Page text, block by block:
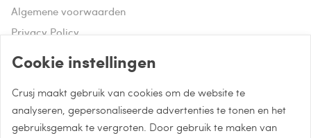
Hulp of advies nodig?
Bel naar 085 - 0043 015
Algemene voorwaarden
Privacy Policy
Disclaimer
Cookie instellingen
Crusj maakt gebruik van cookies om de website te
analyseren, gepersonaliseerde advertenties te tonen en het
gebruiksgemak te vergroten. Door gebruik te maken van